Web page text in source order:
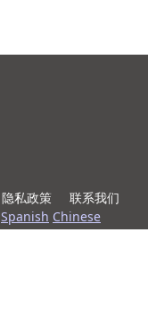
隐私政策
联系我们
Spanish Chinese